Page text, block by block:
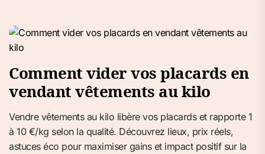
Comment vider vos placards en
vendant vêtements au kilo
Vendre vêtements au kilo libère vos placards et rapporte 1
à 10 €/kg selon la qualité. Découvrez lieux, prix réels,
astuces éco pour maximiser gains et impact positif sur la